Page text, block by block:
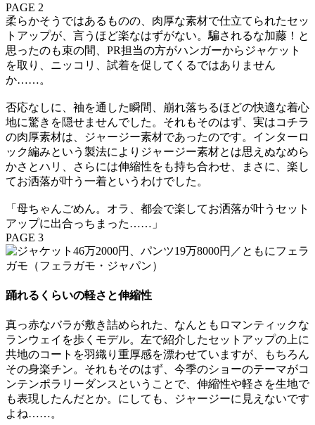
PAGE 2
柔らかそうではあるものの、肉厚な素材で仕立てられたセッ
トアップが、言うほど楽なはずがない。騙されるな加藤！と
思ったのも束の間、PR担当の方がハンガーからジャケット
を取り、ニッコリ、試着を促してくるではありません
か……。
否応なしに、袖を通した瞬間、崩れ落ちるほどの快適な着心
地に驚きを隠せませんでした。それもそのはず、実はコチラ
の肉厚素材は、ジャージー素材であったのです。インターロ
ック編みという製法によりジャージー素材とは思えぬなめら
かさとハリ、さらには伸縮性をも持ち合わせ、まさに、楽し
てお洒落が叶う一着というわけでした。
「母ちゃんごめん。オラ、都会で楽してお洒落が叶うセット
アップに出合っちまった……」
PAGE 3
踊れるくらいの軽さと伸縮性
真っ赤なバラが敷き詰められた、なんともロマンティックな
ランウェイを歩くモデル。左で紹介したセットアップの上に
共地のコートを羽織り重厚感を漂わせていますが、もちろん
その身楽チン。それもそのはず、今季のショーのテーマがコ
ンテンポラリーダンスということで、伸縮性や軽さを生地で
も表現したんだとか。にしても、ジャージーに見えないです
よね……。